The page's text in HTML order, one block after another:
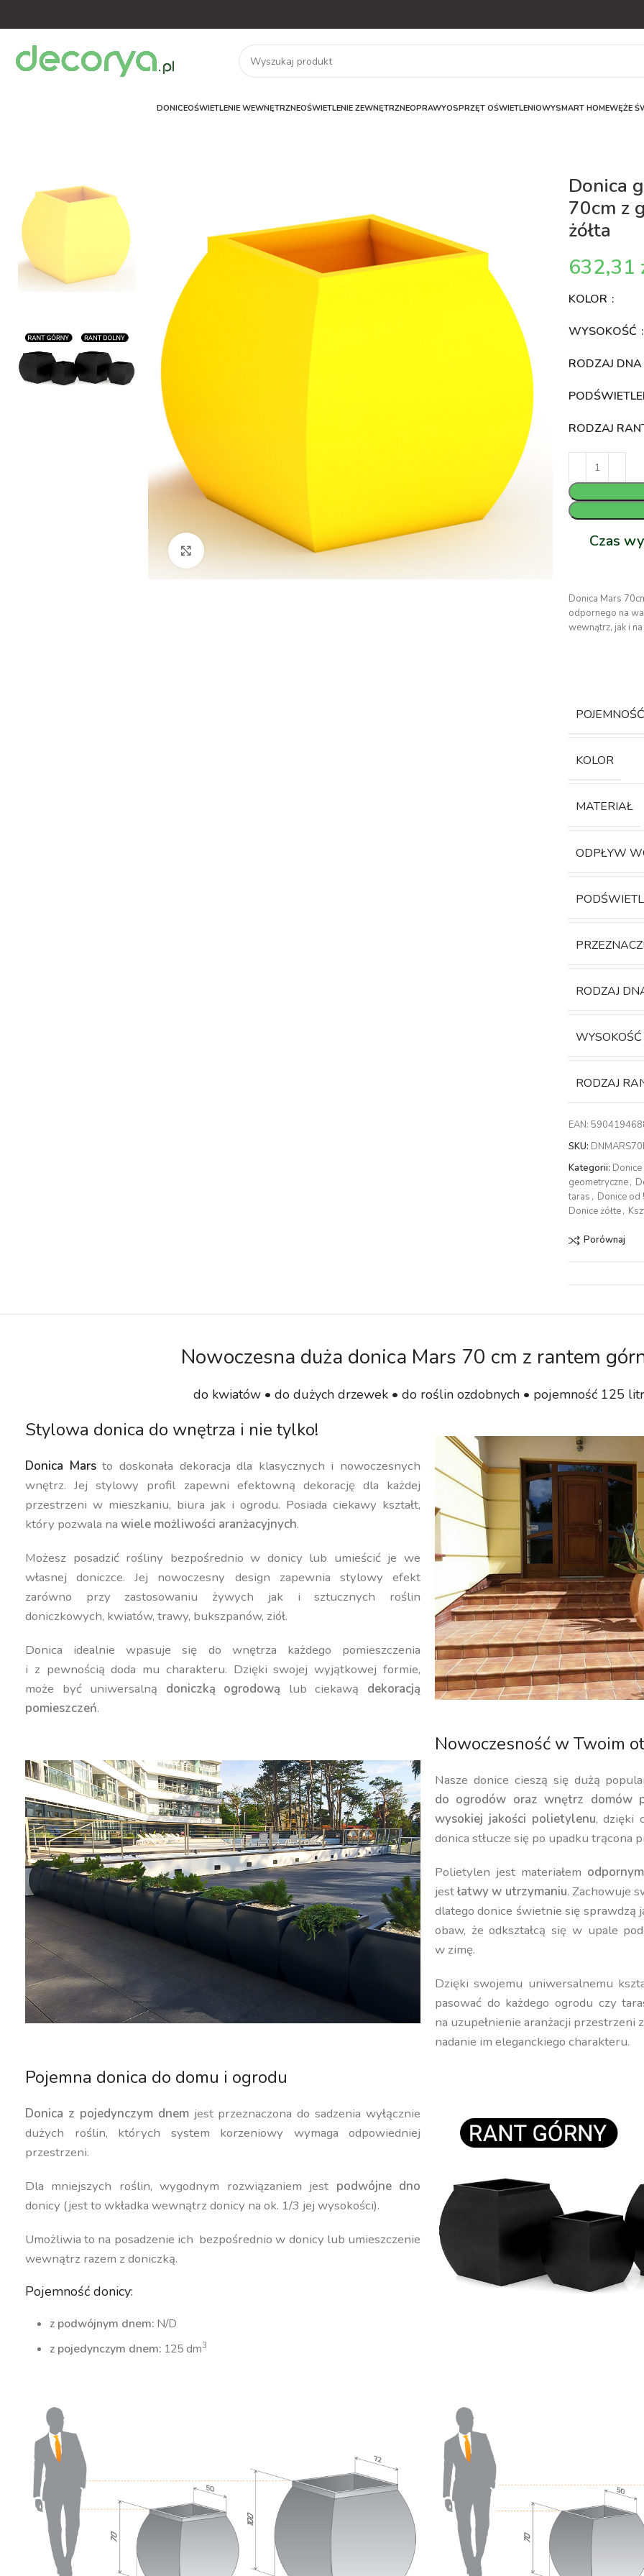
DONICEOŚWIETLENIE WEWNĘTRZNEOŚWIETLENIE ZEWNĘTRZNEOPRAWYOSPRZĘT OŚWIETLENIOWYSMART HOMEWĘŻE
Kliknij aby powiększyć
Donica
70cm z
żółta
KOLOR
WYSOKOŚĆ
RODZAJ DNA
RODZAJ
Czas
Donica Mars
odpornego na
wewnątrz, jak i
POJEMNOŚĆ
KOLOR
MATERIAŁ
ODPŁYW
RODZAJ
WYSOKOŚĆ
RODZAJ
EAN:
SKU:
Kategorii: Donice
geometryczne,
taras , Donice od
Donice żółte,
Porównaj
Nowoczesna duża donica Mars 70 cm z rantem
do kwiatów • do dużych drzewek • do roślin ozdobnych • pojemność 125
Stylowa donica do wnętrza i nie tylko!
Donica Marsto doskonała dekoracja dla klasycznych i nowoczesnych
wnętrz. Jej stylowy profil zapewni efektowną dekorację dla każdej
przestrzeni w mieszkaniu, biura jak i ogrodu. Posiada ciekawy kształt,
który pozwala nawiele możliwości aranżacyjnych.
Możesz posadzić rośliny bezpośrednio w donicy lub umieścić je we
własnej doniczce. Jej nowoczesny design zapewnia stylowy efekt
zarówno przy zastosowaniu żywych jak i sztucznych roślin
doniczkowych, kwiatów, trawy, bukszpanów, ziół.
Donica idealnie wpasuje się do wnętrza każdego pomieszczenia
i z pewnością doda mu charakteru. Dzięki swojej wyjątkowej formie,
może być uniwersalną doniczką ogrodową lub ciekawą dekoracją
pomieszczeń.
Nowoczesność w Twoim
Nasze donice cieszą się dużą
do ogrodów oraz wnętrz domów
wysokiej jakości polietylenu, dzięki
donica stłucze się po upadku trącona
Polietylen jest materiałem
jestłatwy w utrzymaniu. Zachowuje
dlatego donice świetnie się sprawdzą
obaw, że odkształcą się w upale
w zimę.
Dzięki swojemu uniwersalnemu
pasować do każdego ogrodu czy
na uzupełnienie aranżacji
nadanie im eleganckiego charakteru.
Pojemna donica do domu i ogrodu
Donica z pojedynczym dnemjest przeznaczona do sadzenia wyłącznie
dużych roślin, których system korzeniowy wymaga odpowiedniej
przestrzeni.
Dla mniejszych roślin, wygodnym rozwiązaniem jest podwójne dno
donicy (jest to wkładka wewnątrz donicy na ok. 1/3 jej wysokości).
Umożliwia to na posadzenie ich bezpośrednio w donicy lub umieszczenie
wewnątrz razem z doniczką.
Pojemność donicy:
z podwójnym dnem: N/D
z pojedynczym dnem: 125 dm3